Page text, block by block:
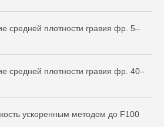
средней плотности гравия фр. 5–
средней плотности гравия фр. 40–
ускоренным методом до F100